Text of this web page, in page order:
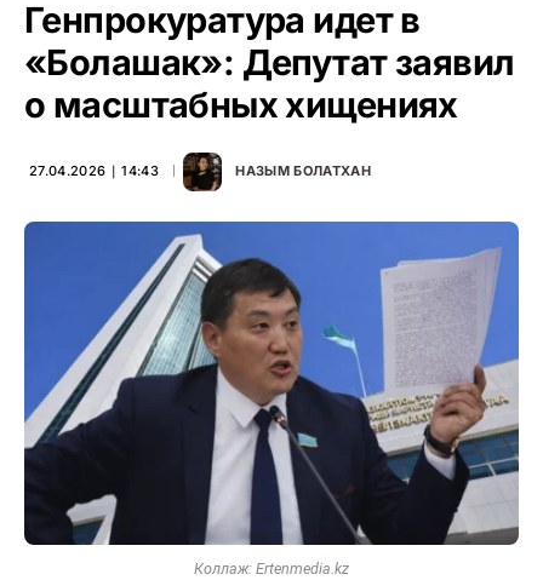
Генпрокуратура идет в
«Болашак»: Депутат заявил
о масштабных хищениях
27.04.2026 ∣ 14:43 НАЗЫМ БОЛАТХАН
Коллаж: Ertenmedia.kz